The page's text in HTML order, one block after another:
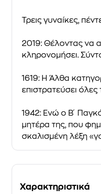
Τρεις γυναίκες,
2019: Θέλοντας να
κληρονομήσει.
1619: Η Άλθα
επιστρατεύσει όλες
1942: Ενώ ο Β
μητέρα της, που
σκαλισμένη λέξη
Χαρακτηριστικά